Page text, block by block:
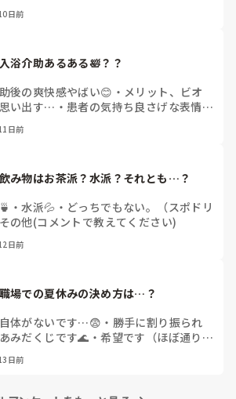
日前
浴介助あるある🛀？？
後の爽快感やばい😊 ・ メリット、ビオ
い出す… ・ 患者の気持ち良さげな表情が
獄👹
日前
み物はお茶派？水派？それとも…？
・水派💦 ・ どっちでもない。（スポドリ
その他(コメントで教えてください)
日前
場での夏休みの決め方は…？
体がないです…😨 ・ 勝手に割り振られ
あみだくじです🌊 ・希望です（ほぼ通りま
休みです🍆🥒
日前